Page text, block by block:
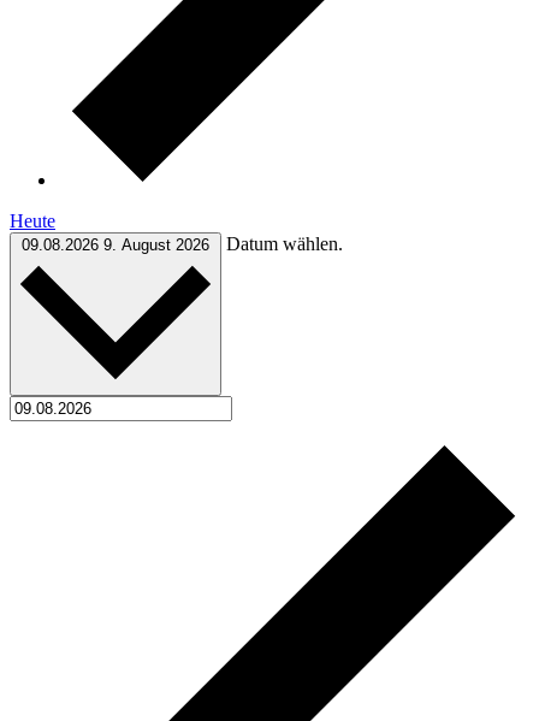
Heute
09.08.2026 9. August 2026 Datum wählen.